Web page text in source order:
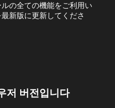
の全ての機能をご利用い
新版に更新してくださ
저 버전입니다